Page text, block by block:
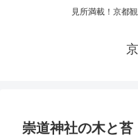
見所満載！京都
崇道神社の木と苔